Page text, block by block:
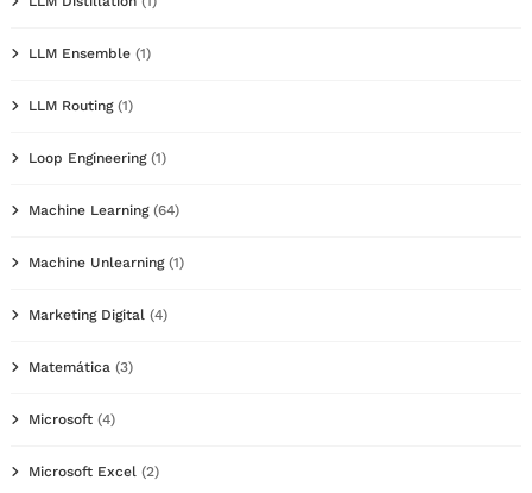
LLM Ensemble (1)
LLM Routing(1)
Loop Engineering(1)
Machine Learning(64)
Machine Unlearning(1)
Marketing Digital (4)
Matemática (3)
Microsoft (4)
Microsoft Excel (2)